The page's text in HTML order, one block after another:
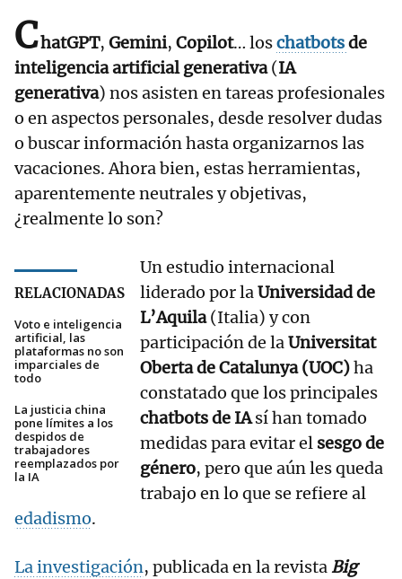
ChatGPT, Gemini, Copilot… loschatbotsde
inteligencia artificial generativa(IA
generativa) nos asisten en tareas profesionales
o en aspectos personales, desde resolver dudas
o buscar información hasta organizarnos las
vacaciones. Ahora bien, estas herramientas,
aparentemente neutrales y objetivas,
¿realmente lo son?
RELACIONADAS
Voto e inteligencia
artificial, las
plataformas no son
imparciales de
todo
La justicia china
pone límites a los
despidos de
trabajadores
reemplazados por
la IA
Un estudio internacional
liderado por laUniversidad de
L’Aquila(Italia) y con
participación de laUniversitat
Oberta de Catalunya (UOC)ha
constatado que los principales
chatbots de IAsí han tomado
medidas para evitar el sesgo de
género, pero que aún les queda
trabajo en lo que se refiere al
edadismo.
La investigación, publicada en la revistaBig